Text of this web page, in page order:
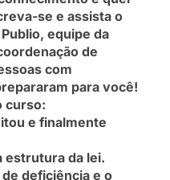
se e assista o
equipe da
de
com
para você!
curso:
e finalmente
estrutura da lei.
deficiência e o